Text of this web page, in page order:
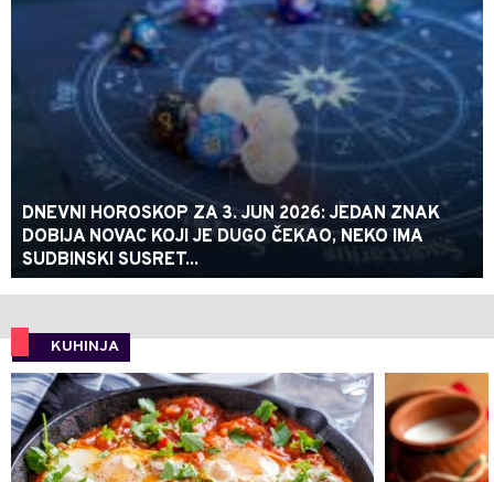
DNEVNI HOROSKOP ZA 3. JUN 2026: JEDAN ZNAK
DOBIJA NOVAC KOJI JE DUGO ČEKAO, NEKO IMA
SUDBINSKI SUSRET...
KUHINJA
0